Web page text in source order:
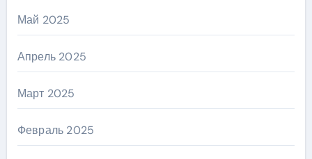
Май 2025
Апрель 2025
Март 2025
Февраль 2025